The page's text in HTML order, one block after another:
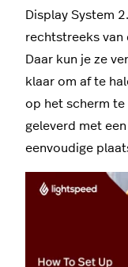
Display System
rechtstreeks van
Daar kun je ze
klaar om af te
op het scherm
geleverd met
eenvoudige